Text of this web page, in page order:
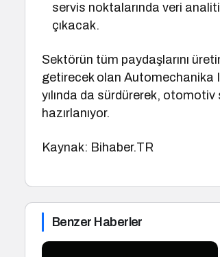
servis noktalarında veri
çıkacak.
Sektörün tüm paydaşlarını
getirecek olan Automechanika
yılında da sürdürerek,
hazırlanıyor.
Kaynak: Bihaber.TR
Benzer Haberler